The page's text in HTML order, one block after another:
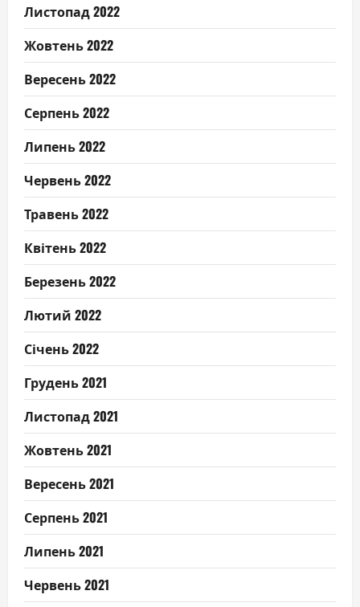
Листопад 2022
Жовтень 2022
Вересень 2022
Серпень 2022
Липень 2022
Червень 2022
Травень 2022
Квітень 2022
Березень 2022
Лютий 2022
Січень 2022
Грудень 2021
Листопад 2021
Жовтень 2021
Вересень 2021
Серпень 2021
Липень 2021
Червень 2021